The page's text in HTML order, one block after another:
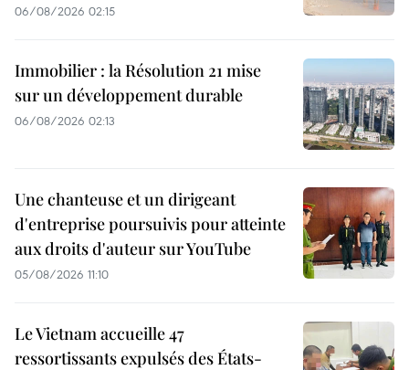
06/08/2026 02:15
Immobilier : la Résolution 21 mise
sur un développement durable
06/08/2026 02:13
Une chanteuse et un dirigeant
d'entreprise poursuivis pour atteinte
aux droits d'auteur sur YouTube
05/08/2026 11:10
Le Vietnam accueille 47
ressortissants expulsés des États-